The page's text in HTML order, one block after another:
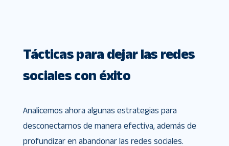
Tácticas para dejar las redes
sociales con éxito
Analicemos ahora algunas estrategias para
desconectarnos de manera efectiva, además de
profundizar en abandonar las redes sociales.